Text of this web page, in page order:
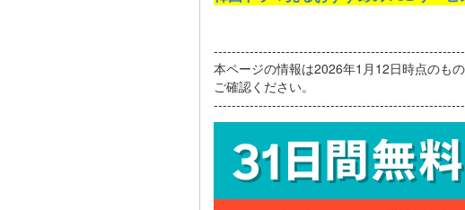
本ページの情報は2026年1月12日時点のも
ご確認ください。